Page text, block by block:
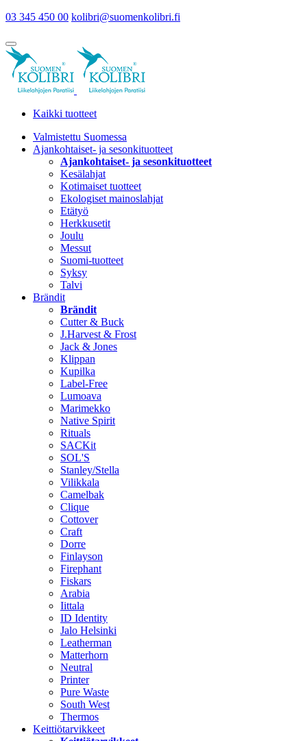
03 345 450 00 kolibri@suomenkolibri.fi
Kaikki tuotteet
Valmistettu Suomessa
Ajankohtaiset- ja sesonkituotteet
Ajankohtaiset- ja sesonkituotteet
Kesälahjat
Kotimaiset tuotteet
Ekologiset mainoslahjat
Etätyö
Herkkusetit
Joulu
Messut
Suomi-tuotteet
Syksy
Talvi
Brändit
Brändit
Cutter & Buck
J.Harvest & Frost
Jack & Jones
Klippan
Kupilka
Label-Free
Lumoava
Marimekko
Native Spirit
Rituals
SACKit
SOL'S
Stanley/Stella
Vilikkala
Camelbak
Clique
Cottover
Craft
Dorre
Finlayson
Firephant
Fiskars
Arabia
Iittala
ID Identity
Jalo Helsinki
Leatherman
Matterhorn
Neutral
Printer
Pure Waste
South West
Thermos
Keittiötarvikkeet